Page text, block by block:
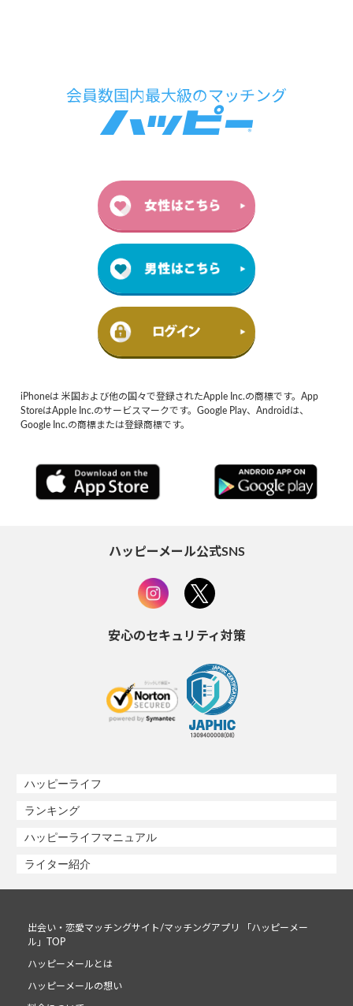
iPhoneは 米国および他の国々で登録されたApple Inc.の商標です。App
StoreはApple Inc.のサービスマークです。Google Play、Androidは、
Google Inc.の商標または登録商標です。
ハッピーメール公式SNS
安心のセキュリティ対策
ハッピーライフ
ランキング
ハッピーライフマニュアル
ライター紹介
出会い・恋愛マッチングサイト/マッチングアプリ 「ハッピーメー
ル」TOP
ハッピーメールとは
ハッピーメールの想い